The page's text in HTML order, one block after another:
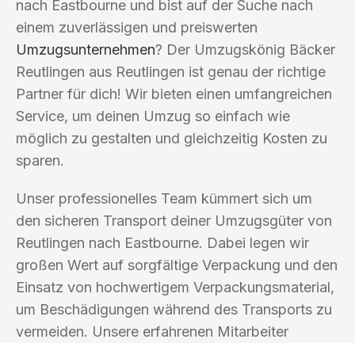
nach Eastbourne und bist auf der Suche nach
einem zuverlässigen und preiswerten
Umzugsunternehmen? Der Umzugskönig Bäcker
Reutlingen aus Reutlingen ist genau der richtige
Partner für dich! Wir bieten einen umfangreichen
Service, um deinen Umzug so einfach wie
möglich zu gestalten und gleichzeitig Kosten zu
sparen.
Unser professionelles Team kümmert sich um
den sicheren Transport deiner Umzugsgüter von
Reutlingen nach Eastbourne. Dabei legen wir
großen Wert auf sorgfältige Verpackung und den
Einsatz von hochwertigem Verpackungsmaterial,
um Beschädigungen während des Transports zu
vermeiden. Unsere erfahrenen Mitarbeiter